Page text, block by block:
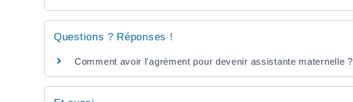
Questions ? Réponses !
Comment avoir l'agrément pour devenir assistante maternelle ?